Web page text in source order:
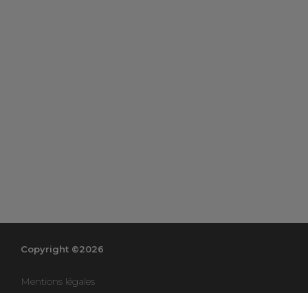
Copyright ©2026
Mentions légales